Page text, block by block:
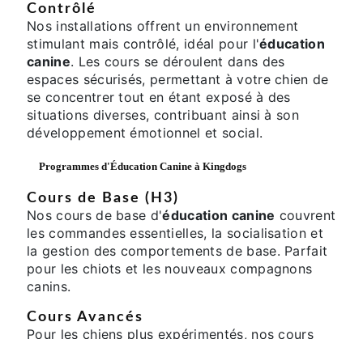
Contrôlé
Nos installations offrent un environnement
stimulant mais contrôlé, idéal pour l'éducation
canine. Les cours se déroulent dans des
espaces sécurisés, permettant à votre chien de
se concentrer tout en étant exposé à des
situations diverses, contribuant ainsi à son
développement émotionnel et social.
Programmes d'Éducation Canine à Kingdogs
Cours de Base (H3)
Nos cours de base d'éducation canine couvrent
les commandes essentielles, la socialisation et
la gestion des comportements de base. Parfait
pour les chiots et les nouveaux compagnons
canins.
Cours Avancés
Pour les chiens plus expérimentés, nos cours